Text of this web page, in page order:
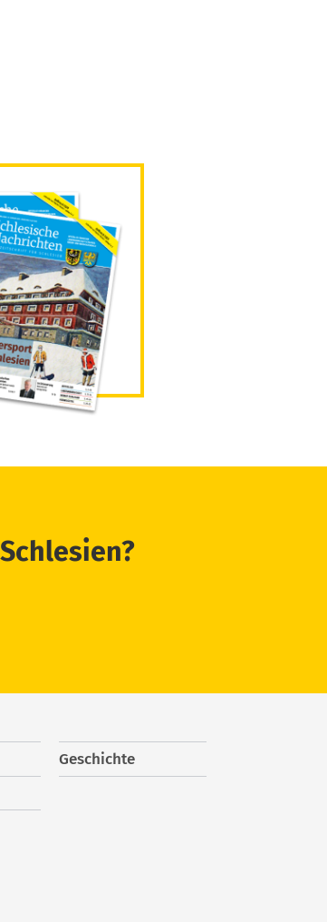
Geschichte